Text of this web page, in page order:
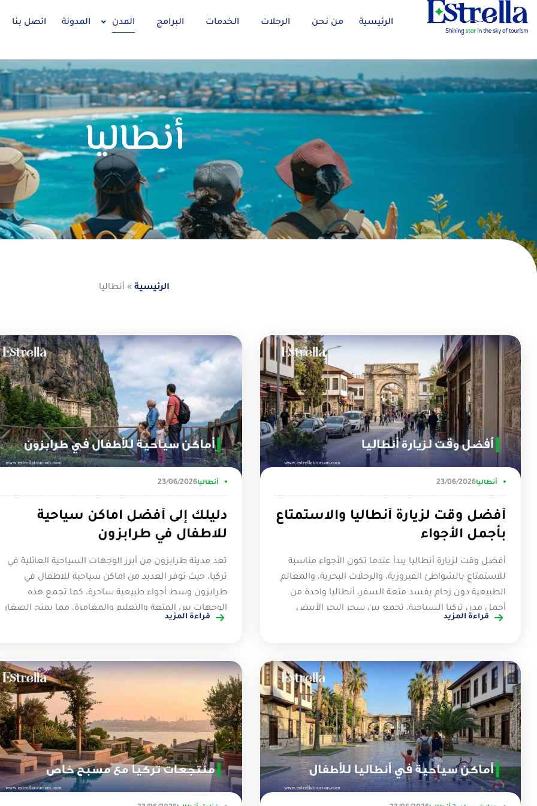
الرئيسية من نحن الرحلات الخدمات البرامج المدن المدونة اتصل بنا
أنطاليا
الرئيسية » أنطاليا
أنطاليا23/06/2026
أفضل وقت لزيارة أنطاليا والاستمتاع
بأجمل الأجواء
أفضل وقت لزيارة أنطاليا يبدأ عندما تكون الأجواء مناسبة
للاستمتاع بالشواطئ الفيروزية، والرحلات البحرية، والمعالم
الطبيعية دون زحام يفسد متعة السفر، أنطاليا واحدة من
أجمل مدن تركيا السياحية، تجمع بين سحر البحر الأبيض
المتوسط، فخامة المنتجعات، وروعة الأماكن التاريخية
المناسب الذي يمنحك طقس مريح، أسعار أفضل، وأنشطة
أكثر تنوعًا. متى يكون أفضل وقت لزيارة أنطاليا يعتمد على
طبيعة الرحلة التي يرغب بها السائح سواء كانت للاستمتاع
بالشواطئ أو القيام بجولات سياحية بين المعالم الطبيعية
والتاريخية، ويعتبر فصل الربيع من أكثر الفترات اعتدالًا حيث
يكون الطقس لطيف ومناسب للاستكشاف بدون ازدحام
كبير، كما يشهد فصل الصيف ذروة النشاط السياحي ويعد
أفضل وقت لزيارة أنطاليا لمحبي البحر والأنشطة المائية،
بينما يمنح الخريف أجواء أكثر هدوء مع درجات حرارة مريحة
قراءة المزيد
أنطاليا23/06/2026
دليلك إلى أفضل اماكن سياحية
للاطفال في طرابزون
تعد مدينة طرابزون من أبرز الوجهات السياحية العائلية في
تركيا، حيث توفر العديد من اماكن سياحية للاطفال في
طرابزون وسط أجواء طبيعية ساحرة، كما تجمع هذه
الوجهات بين المتعة والتعليم والمغامرة، مما يمنح الصغار
تجارب لا تنسى خلال الرحلة، ومن الحدائق الخضراء والألعاب
لتجعل من العطلة العائلية تجربة مليئة بالمرح والسعادة.
لماذا تعتبر طرابزون وجهة مناسبة للأطفال والعائلات؟ تعد
طرابزون وجهة مناسبة للأطفال والعائلات لأنها تتمتع
بالعديد من اماكن سياحية للاطفال في طرابزون كما وفر
مزيجًا من الطبيعة الآمنة، الأنشطة الترفيهية المتنوعة،
والأجواء العائلية المريحة، فضلاً عن العديد من المميزات
تتمتع بها السياحة في طرابزون للأطفال مثل: توفر الطبيعة
الخضراء والبحيرات كأوزنجول مساحات واسعة، وآمنة تتيح
للأطفال اللعب والجري وركوب الدراجات الهوائية بحرية تامة
قراءة المزيد